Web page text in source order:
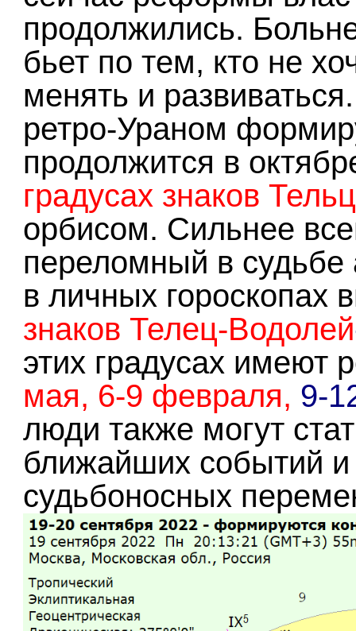
продолжились.
бьет по тем, кто не
менять и
ретро-Ураном
продолжится в
градусах знаков
орбисом. Сильнее
переломный в судьбе
в личных
знаков Телец-Водолей
этих градусах
мая, 6-9 февраля, 9-
люди также могут
ближайших событий и
судьбоносных